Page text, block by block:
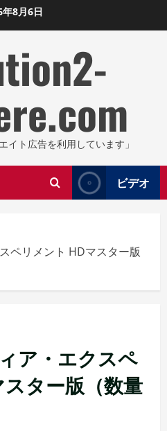
8月6日
イト広告を利用しています」
ビデオ
ペリメント HDマスター版
ア・エクスペ
スター版（数量